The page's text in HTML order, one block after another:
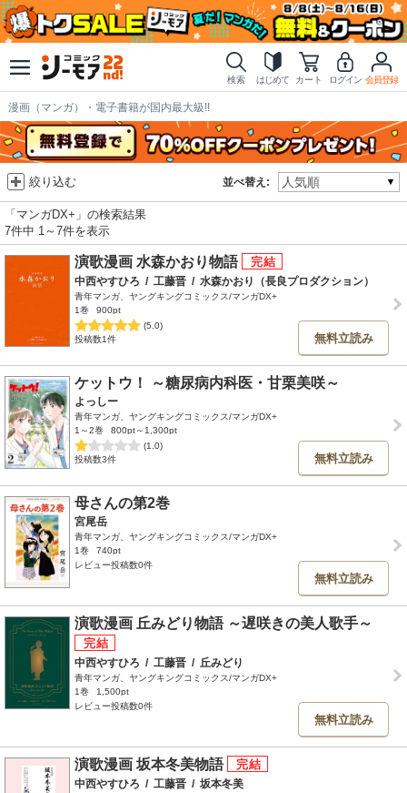
検索 はじめて カート ログイン 会員登録
漫画（マンガ）・電子書籍が国内最大級!!
並べ替え:
絞り込む
「マンガDX+」の検索結果
7件中 1～7件を表示
演歌漫画 水森かおり物語
中西やすひろ / 工藤晋 / 水森かおり（長良プロダクション）
青年マンガ、ヤングキングコミックス/マンガDX+
1巻
900pt
(5.0)
投稿数1件
無料立読み
ケットウ！ ～糖尿病内科医・甘栗美咲～
よっしー
青年マンガ、ヤングキングコミックス/マンガDX+
1～2巻
800pt～1,300pt
(1.0)
投稿数3件
無料立読み
母さんの第2巻
宮尾岳
青年マンガ、ヤングキングコミックス/マンガDX+
1巻
740pt
レビュー投稿数0件
無料立読み
演歌漫画 丘みどり物語 ～遅咲きの美人歌手～
中西やすひろ / 工藤晋 / 丘みどり
青年マンガ、ヤングキングコミックス/マンガDX+
1巻
1,500pt
レビュー投稿数0件
無料立読み
演歌漫画 坂本冬美物語
中西やすひろ / 工藤晋 / 坂本冬美